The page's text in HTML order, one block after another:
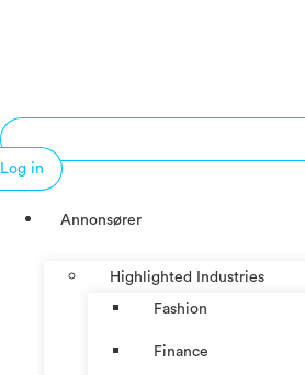
Log in
Annonsører
Highlighted Industries
Fashion
Finance